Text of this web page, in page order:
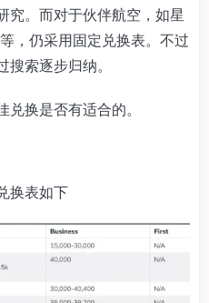
究。而对于伙伴航空，如星
，仍采用固定兑换表。不过
索逐步归纳。
换是否有适合的。
换表如下